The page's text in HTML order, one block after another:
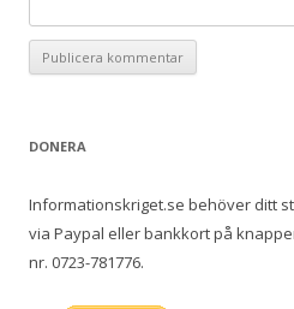
DONERA
Informationskriget.se behöver ditt
via Paypal eller bankkort på
nr. 0723-781776.